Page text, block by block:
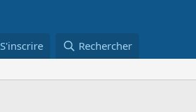
S'inscrire Rechercher